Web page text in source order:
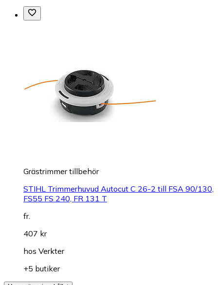
Grästrimmer tillbehör
STIHL Trimmerhuvud Autocut C 26-2 till FSA 90/130,
FS55 FS 240, FR 131 T
fr.
407 kr
hos Verkter
+5 butiker